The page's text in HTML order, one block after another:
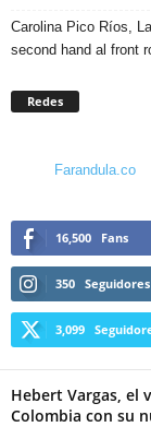
Carolina Pico Ríos,
second hand al front
Redes
Farandula.co
16,500 Fans
350 Seguidores
3,099
Hebert Vargas, el
Colombia con su